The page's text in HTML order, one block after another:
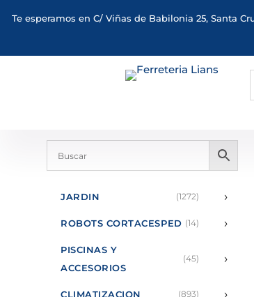
Te esperamos en C/ Viñas de Babilonia 25, Santa
JARDIN (1272) ›
ROBOTS CORTACESPED (14) ›
PISCINAS Y
ACCESORIOS
(45) ›
CLIMATIZACION (893)